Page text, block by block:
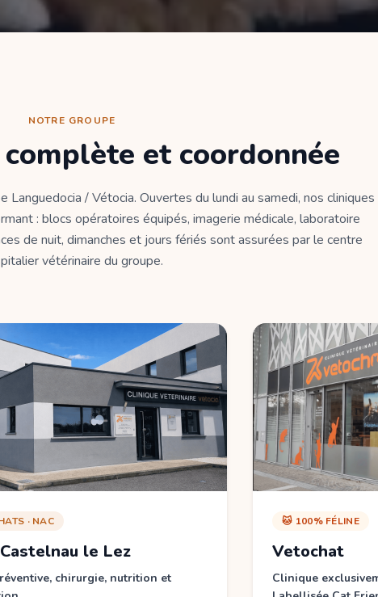
NOTRE GROUPE
et coordonnée
/ Vétocia. Ouvertes du lundi au samedi, nos cliniques
: blocs opératoires équipés, imagerie médicale, laboratoire
de nuit, dimanches et jours fériés sont assurées par le centre
vétérinaire du groupe.
· NAC
le Lez
chirurgie, nutrition et
🐱 100% FÉLINE
Vetochat
Clinique